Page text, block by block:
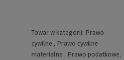
Towar w kategorii: Prawo
cywilne , Prawo cywilne
materialne , Prawo podatkowe,